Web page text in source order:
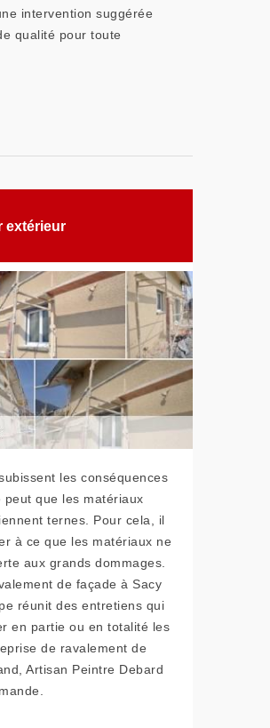
intervention suggérée
qualité pour toute
extérieur
les conséquences
que les matériaux
ternes. Pour cela, il
à ce que les matériaux ne
aux grands dommages.
de façade à Sacy
réunit des entretiens qui
en partie ou en totalité les
de ravalement de
Artisan Peintre Debard